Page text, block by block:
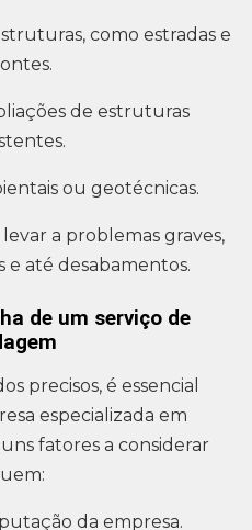
como estradas e
de estruturas
ou geotécnicas.
a problemas graves,
e até desabamentos.
de um serviço de
precisos, é essencial
especializada em
fatores a considerar
da empresa.